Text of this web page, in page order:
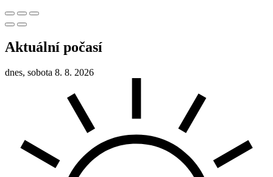
Aktuální počasí
dnes, sobota 8. 8. 2026